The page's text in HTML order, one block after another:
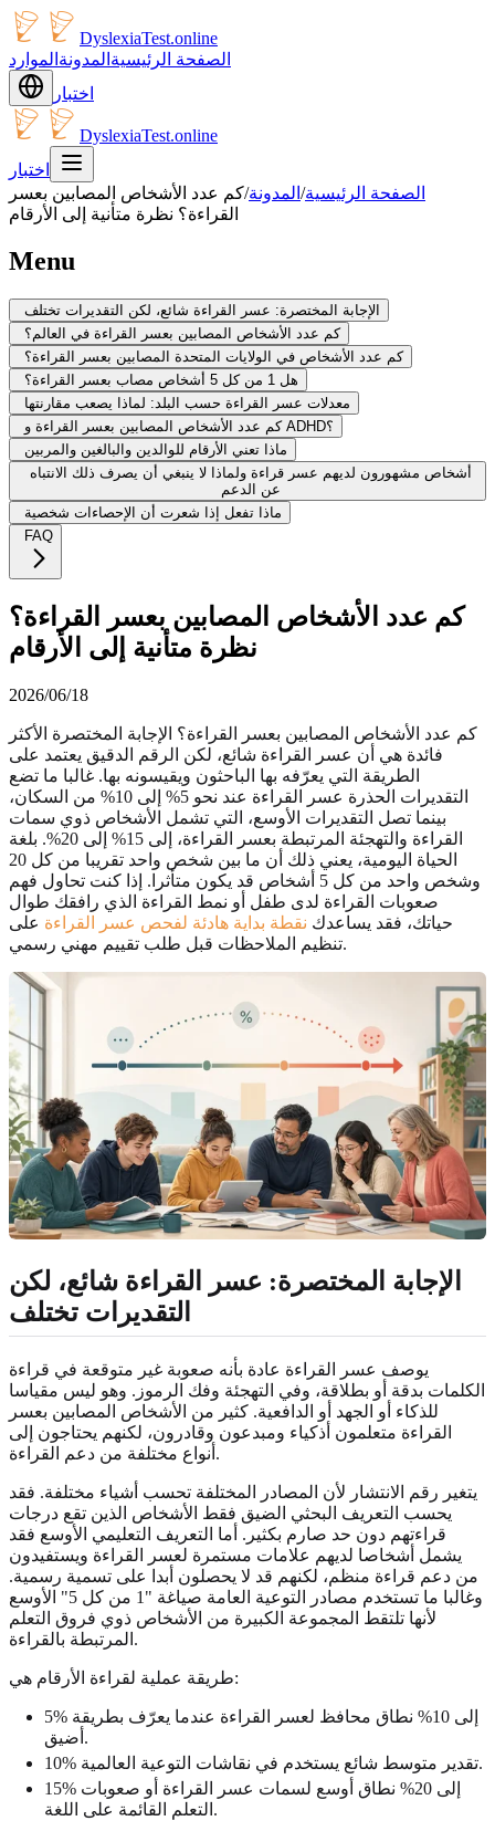
DyslexiaTest.online
الصفحة الرئيسية المدونة الموارد
اختبار
DyslexiaTest.online
اختبار
الصفحة الرئيسية/ المدونة/كم عدد الأشخاص المصابين بعسر
القراءة؟ نظرة متأنية إلى الأرقام
Menu
الإجابة المختصرة: عسر القراءة شائع، لكن التقديرات تختلف
كم عدد الأشخاص المصابين بعسر القراءة في العالم؟
كم عدد الأشخاص في الولايات المتحدة المصابين بعسر القراءة؟
هل 1 من كل 5 أشخاص مصاب بعسر القراءة؟
معدلات عسر القراءة حسب البلد: لماذا يصعب مقارنتها
كم عدد الأشخاص المصابين بعسر القراءة و ADHD؟
ماذا تعني الأرقام للوالدين والبالغين والمربين
أشخاص مشهورون لديهم عسر قراءة ولماذا لا ينبغي أن يصرف ذلك الانتباه
عن الدعم
ماذا تفعل إذا شعرت أن الإحصاءات شخصية
FAQ
كم عدد الأشخاص المصابين بعسر القراءة؟
نظرة متأنية إلى الأرقام
2026/06/18
كم عدد الأشخاص المصابين بعسر القراءة؟ الإجابة المختصرة الأكثر
فائدة هي أن عسر القراءة شائع، لكن الرقم الدقيق يعتمد على
الطريقة التي يعرّفه بها الباحثون ويقيسونه بها. غالبا ما تضع
التقديرات الحذرة عسر القراءة عند نحو 5% إلى 10% من السكان،
بينما تصل التقديرات الأوسع، التي تشمل الأشخاص ذوي سمات
القراءة والتهجئة المرتبطة بعسر القراءة، إلى 15% إلى 20%. بلغة
الحياة اليومية، يعني ذلك أن ما بين شخص واحد تقريبا من كل 20
وشخص واحد من كل 5 أشخاص قد يكون متأثرا. إذا كنت تحاول فهم
صعوبات القراءة لدى طفل أو نمط القراءة الذي رافقك طوال
حياتك، فقد يساعدك نقطة بداية هادئة لفحص عسر القراءة على
تنظيم الملاحظات قبل طلب تقييم مهني رسمي.
الإجابة المختصرة: عسر القراءة شائع، لكن
التقديرات تختلف
يوصف عسر القراءة عادة بأنه صعوبة غير متوقعة في قراءة
الكلمات بدقة أو بطلاقة، وفي التهجئة وفك الرموز. وهو ليس مقياسا
للذكاء أو الجهد أو الدافعية. كثير من الأشخاص المصابين بعسر
القراءة متعلمون أذكياء ومبدعون وقادرون، لكنهم يحتاجون إلى
أنواع مختلفة من دعم القراءة.
يتغير رقم الانتشار لأن المصادر المختلفة تحسب أشياء مختلفة. فقد
يحسب التعريف البحثي الضيق فقط الأشخاص الذين تقع درجات
قراءتهم دون حد صارم بكثير. أما التعريف التعليمي الأوسع فقد
يشمل أشخاصا لديهم علامات مستمرة لعسر القراءة ويستفيدون
من دعم قراءة منظم، لكنهم قد لا يحصلون أبدا على تسمية رسمية.
وغالبا ما تستخدم مصادر التوعية العامة صياغة "1 من كل 5" الأوسع
لأنها تلتقط المجموعة الكبيرة من الأشخاص ذوي فروق التعلم
المرتبطة بالقراءة.
طريقة عملية لقراءة الأرقام هي:
5% إلى 10% نطاق محافظ لعسر القراءة عندما يعرّف بطريقة
أضيق.
10% تقدير متوسط شائع يستخدم في نقاشات التوعية العالمية.
15% إلى 20% نطاق أوسع لسمات عسر القراءة أو صعوبات
التعلم القائمة على اللغة.